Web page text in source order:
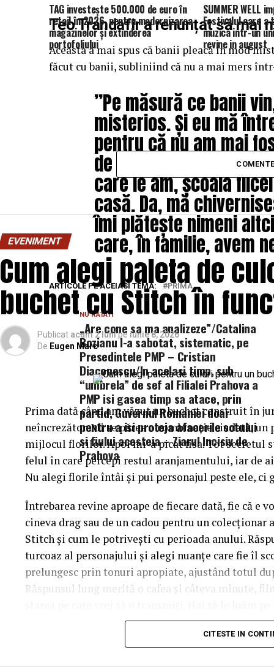
Teo Trandafir a renunțat să mai
Aceasta a mai spus că banii pleacă în mod
făcut cu banii, subliniind că nu a mai mers
”Pe măsură ce banii
misterios. Și eu mă
pentru că nu am mai
de zile, pentru că mă
care le am, școala
casă. Da, mă
îmi plătește nimeni
care, în familie, avem
ARTICOLE PE ACEIASI TEMA: PRIMA
NU RATATI
„Are cone sa ma analizeze”/Catalina
Bozianu l-a sabotat, sistematic, pe
Presedintele PMP – Cristian
Diaconescu/In acelasi timp, sub
“umbrela” de sef al Filialei Prahova a
PMP isi gasea timp sa atace, prin
partid, Guvernul Romaniei doar
pentru a isi proteja afacerile sotului
si fiului acesteia – Ziarul Incisiv de
Prahova
TAG investește 500.000 de euro în
retail în 2026, pentru modernizarea
magazinelor și extinderea
portofoliului
SUMMER WELL
Festivalul care
muzica intr-un
revine in august
EVENIMENT
Cum alegi paleta de
buchet cu Stitch în
Publicat acum 2 luni pe iunie 8, 2026
De Eugen Marc
Prima dată când am văzut un buchet construit în
neîncrezător. Mi se părea o combinație ciudată,
mijlocul florilor. Apoi mi-a picat fisa. Tot secretul
felul în care percepi restul aranjamentului, iar de
Nu alegi florile întâi și pui personajul peste ele, ci
Întrebarea revine aproape de fiecare dată, fie că e
cineva drag sau de un cadou pentru un
Stitch și cum le potrivești cu perioada anului.
turcoaz al personajului și alegi nuanțe care fie îl
prelungesc prin tonuri apropiate, ajustând totul
Răspunsul lung merită o cafea și câteva minute,
De ce contează atât de mult
CITESTE IN